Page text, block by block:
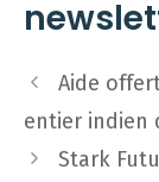
Navigation
des
Aide
entier indien
Stark